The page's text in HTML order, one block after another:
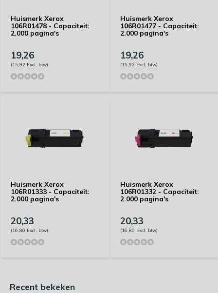
Huismerk Xerox
106R01478 - Capaciteit:
2.000 pagina's
19,26
(15,92 Excl. btw)
Huismerk Xerox
106R01477 - Capaciteit:
2.000 pagina's
19,26
(15,92 Excl. btw)
Huismerk Xerox
106R01333 - Capaciteit:
2.000 pagina's
20,33
(16,80 Excl. btw)
Huismerk Xerox
106R01332 - Capaciteit:
2.000 pagina's
20,33
(16,80 Excl. btw)
Recent bekeken